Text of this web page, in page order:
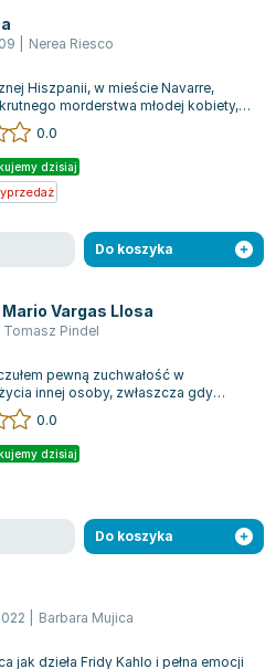
Nerea Riesco
Hiszpanii, w mieście Navarre,
morderstwa młodej kobiety,
niepokój wśród mieszka...
0.0
dzisiaj
Do koszyka
Vargas Llosa
Tomasz Pindel
pewną zuchwałość w
innej osoby, zwłaszcza gdy
spotkać się z nią osobiście i
0.0
dzisiaj
Do koszyka
Barbara Mujica
jak dzieła Fridy Kahlo i pełna emocji